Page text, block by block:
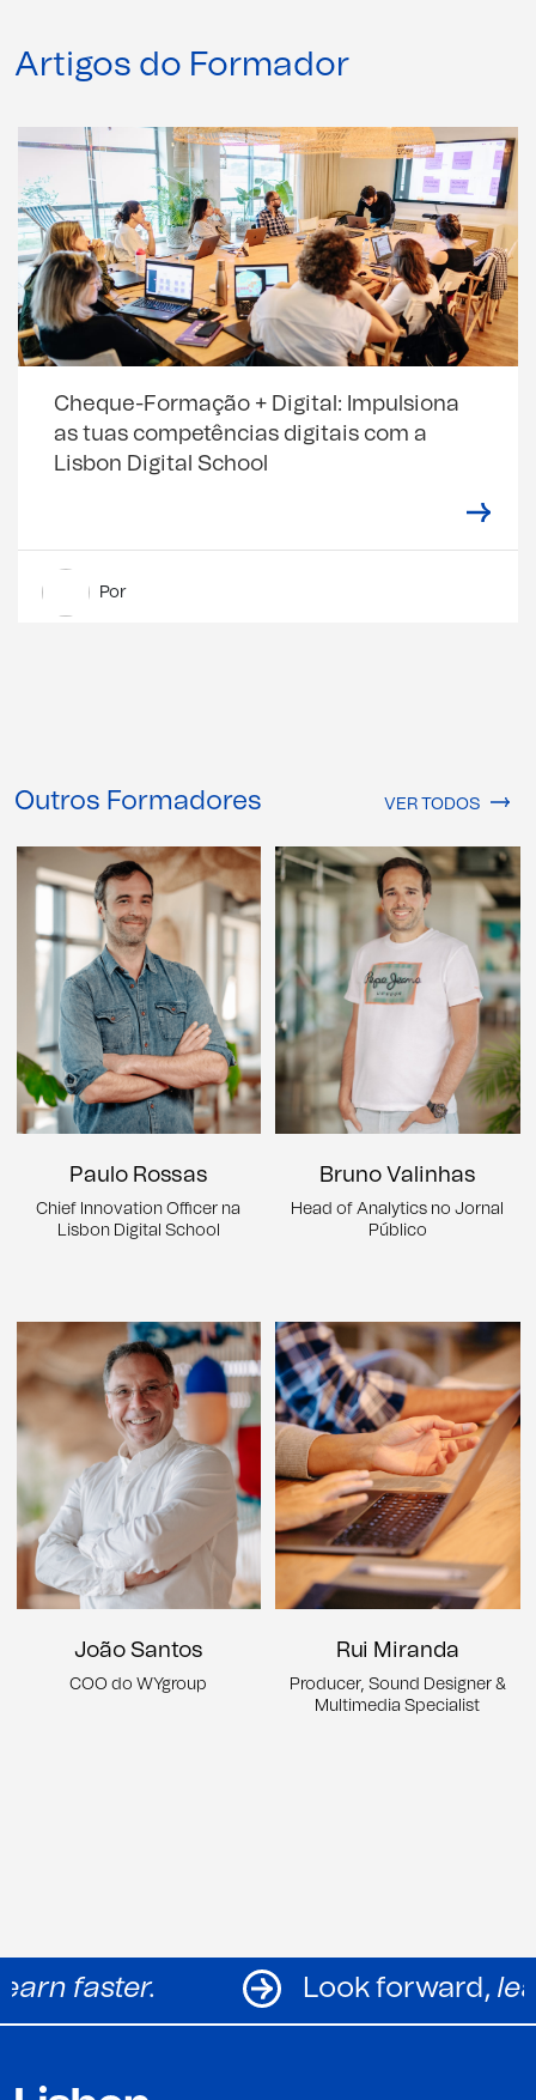
Artigos do Formador
Cheque-Formação + Digital: Impulsiona
as tuas competências digitais com a
Lisbon Digital School
Por
Outros Formadores VER TODOS
Paulo Rossas
Chief Innovation Officer na
Lisbon Digital School
Bruno Valinhas
Head of Analytics no Jornal
Público
João Santos
COO do WYgroup
Rui Miranda
Producer, Sound Designer &
Multimedia Specialist
learn faster. Look